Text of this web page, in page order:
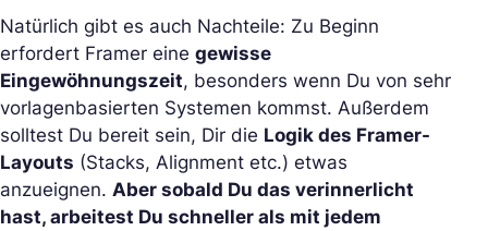
Natürlich gibt es auch Nachteile: Zu Beginn
erfordert Framer eine gewisse
Eingewöhnungszeit, besonders wenn Du von sehr
vorlagenbasierten Systemen kommst. Außerdem
solltest Du bereit sein, Dir die Logik des Framer-
Layouts (Stacks, Alignment etc.) etwas
anzueignen. Aber sobald Du das verinnerlicht
hast, arbeitest Du schneller als mit jedem